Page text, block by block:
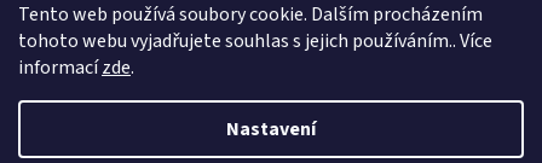
Tento web používá soubory cookie. Dalším procházením
tohoto webu vyjadřujete souhlas s jejich používáním.. Více
informacízde.
Nastavení
Vytvořil Shoptet